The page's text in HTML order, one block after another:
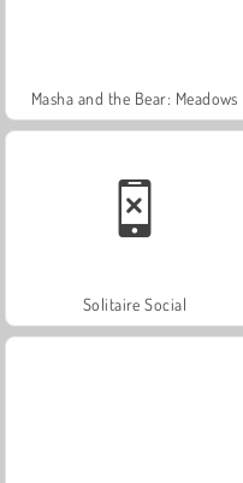
Masha and the Bear: Meadows
Solitaire Social